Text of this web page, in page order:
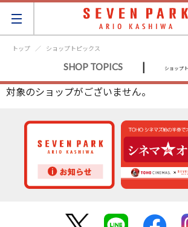
トップ ショップトピックス
SHOP TOPICS | ショップ
対象のショップがございません。